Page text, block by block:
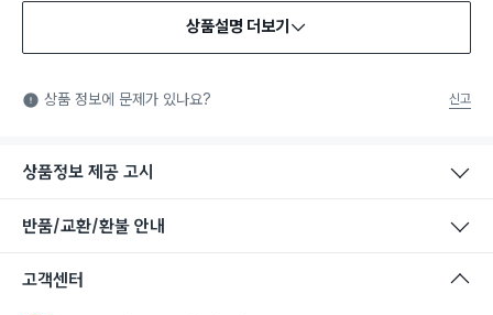
식품용 기구: 식품위생법에서 정한 규격에 따라 제조되어 식품 또
는 식품첨가물에 사용할 수 있는 식품용기구라는 표시입니다.
상품설명 더보기
상품 정보에 문제가 있나요? 신고
상품정보 제공 고시
반품/교환/환불 안내
고객센터